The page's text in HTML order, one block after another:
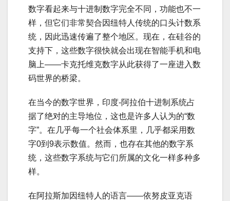
数字看起来与十进制数字完全不同，功能也不一
样，但它们非常契合因纽特人传统的口头计数系
统，因此迅速传遍了整个地区。现在，在硅谷的
支持下，这些数字很快就会出现在智能手机和电
脑上——卡克托维克数字从此获得了一座进入数
码世界的桥梁。
在当今的数字世界，印度-阿拉伯十进制系统占
据了绝对的主导地位，这也是许多人认为的“数
字”。在几乎每一个社会体系里，几乎都采用数
字0到9表示数值。然而，也存在其他的数字系
统，这些数字系统与它们所属的文化一样多种多
样。
在阿拉斯加因纽特人的语言——依努皮亚克语